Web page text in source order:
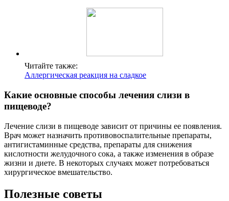
Читайте также:
Аллергическая реакция на сладкое
Какие основные способы лечения слизи в
пищеводе?
Лечение слизи в пищеводе зависит от причины ее появления.
Врач может назначить противовоспалительные препараты,
антигистаминные средства, препараты для снижения
кислотности желудочного сока, а также изменения в образе
жизни и диете. В некоторых случаях может потребоваться
хирургическое вмешательство.
Полезные советы